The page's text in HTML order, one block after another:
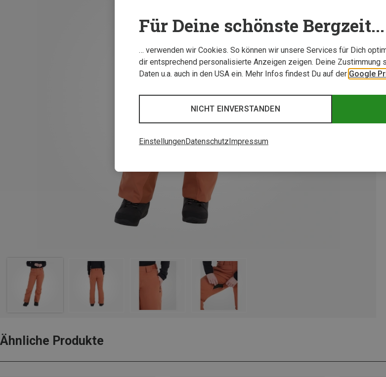
Ähnliche Produkte
Für Deine schönste Bergzeit...
… verwenden wir Cookies. So können wir unsere Services für Dich
dir entsprechend personalisierte Anzeigen zeigen. Deine Zustimmung
Daten u.a. auch in den USA ein. Mehr Infos findest Du auf der Google
NICHT EINVERSTANDEN
EinstellungenDatenschutzImpressum